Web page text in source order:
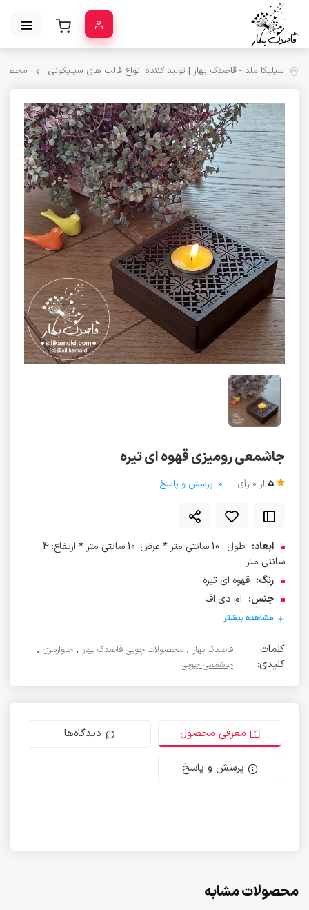
سیلیکا ملد - قاصدک بهار | تولید کننده انواع قالب‌ های سیلیکونی
جاشمعی رومیزی قهوه ای تیره
5 از 0 رأی 0 پرسش و پاسخ
ابعاد:
طول : 10 سانتی متر * عرض: 10 سانتی متر * ارتفاع: 4
سانتی متر
رنگ: قهوه ای تیره
جنس: ام دی اف
مشاهده بیشتر
کلمات
کلیدی:
قاصدک بهار,محصولات چوبی قاصدک بهار,جاوارمری ,
جاشمعی چوبی
معرفی محصول دیدگاه‌ها
پرسش و پاسخ
محصولات مشابه